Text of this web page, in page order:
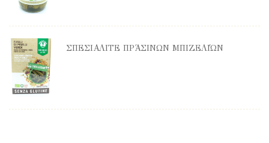
ΣΠΕΣΙΑΛΙΤΈ ΠΡΆΣΙΝΩΝ ΜΠΙΖΕΛΙΏΝ